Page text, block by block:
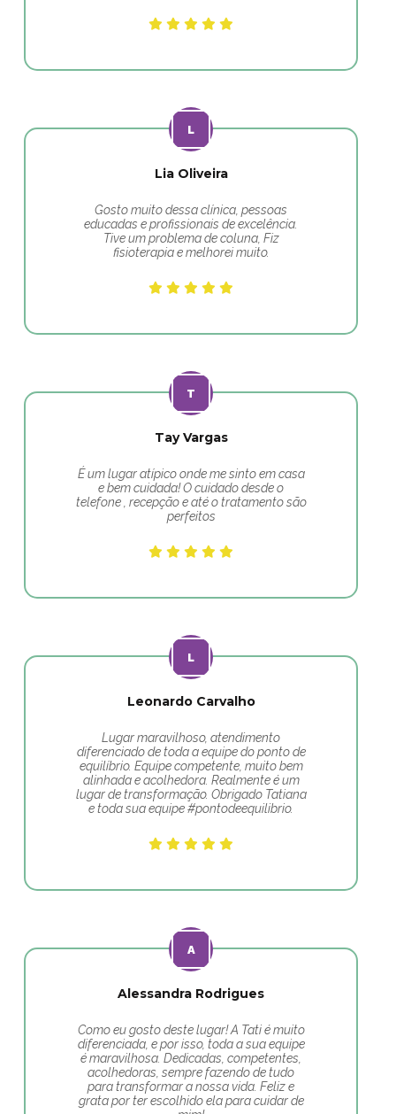
Lia Oliveira
Gosto muito dessa clínica, pessoas
educadas e profissionais de excelência.
Tive um problema de coluna, Fiz
fisioterapia e melhorei muito.
Tay Vargas
É um lugar atípico onde me sinto em casa
e bem cuidada! O cuidado desde o
telefone , recepção e até o tratamento são
perfeitos
Leonardo Carvalho
Lugar maravilhoso, atendimento
diferenciado de toda a equipe do ponto de
equilíbrio. Equipe competente, muito bem
alinhada e acolhedora. Realmente é um
lugar de transformação. Obrigado Tatiana
e toda sua equipe #pontodeequilibrio.
Alessandra Rodrigues
Como eu gosto deste lugar! A Tati é muito
diferenciada, e por isso, toda a sua equipe
é maravilhosa. Dedicadas, competentes,
acolhedoras, sempre fazendo de tudo
para transformar a nossa vida. Feliz e
grata por ter escolhido ela para cuidar de